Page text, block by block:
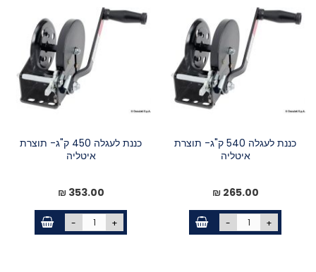
כננת לעגלה 540 ק"ג- תוצרת
איטליה
265.00 ₪
- +
כננת לעגלה 450 ק"ג- תוצרת
איטליה
353.00 ₪
- +